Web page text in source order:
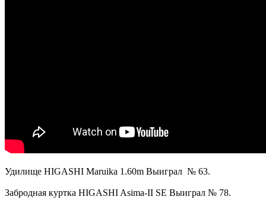
Удилище HIGASHI Maruika 1.60m Выиграл № 63.
Забродная куртка HIGASHI Asima-II SE Выиграл № 78.